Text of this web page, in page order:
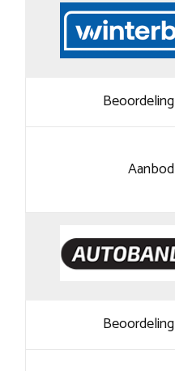
Beoordeling
Aanbod
Beoordeling